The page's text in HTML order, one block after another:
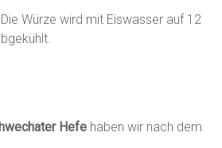
Würze wird mit Eiswasser auf 12
Hefe haben wir nach dem